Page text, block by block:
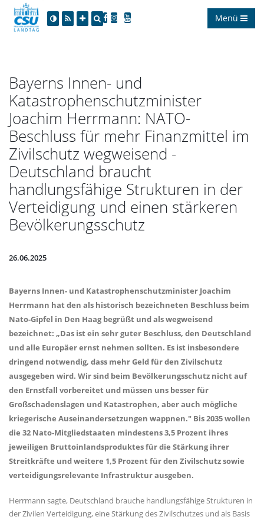
Menü
Bayerns Innen- und
Katastrophenschutzminister
Joachim Herrmann: NATO-
Beschluss für mehr Finanzmittel im
Zivilschutz wegweisend -
Deutschland braucht
handlungsfähige Strukturen in der
Verteidigung und einen stärkeren
Bevölkerungsschutz
26.06.2025
Bayerns Innen- und Katastrophenschutzminister Joachim
Herrmann hat den als historisch bezeichneten Beschluss beim
Nato-Gipfel in Den Haag begrüßt und als wegweisend
bezeichnet: „Das ist ein sehr guter Beschluss, den Deutschland
und alle Europäer ernst nehmen sollten. Es ist insbesondere
dringend notwendig, dass mehr Geld für den Zivilschutz
ausgegeben wird. Wir sind beim Bevölkerungsschutz nicht auf
den Ernstfall vorbereitet und müssen uns besser für
Großschadenslagen und Katastrophen, aber auch mögliche
kriegerische Auseinandersetzungen wappnen." Bis 2035 wollen
die 32 Nato-Mitgliedstaaten mindestens 3,5 Prozent ihres
jeweiligen Bruttoinlandsproduktes für die Stärkung ihrer
Streitkräfte und weitere 1,5 Prozent für den Zivilschutz sowie
verteidigungsrelevante Infrastruktur ausgeben.
Herrmann sagte, Deutschland brauche handlungsfähige Strukturen in
der Zivilen Verteidigung, eine Stärkung des Zivilschutzes und als Basis